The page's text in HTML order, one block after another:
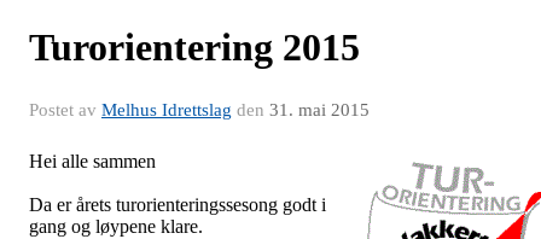
Turorientering 2015
Postet av Melhus Idrettslag den 31. mai 2015
Hei alle sammen
Da er årets turorienteringssesong godt i
gang og løypene klare.